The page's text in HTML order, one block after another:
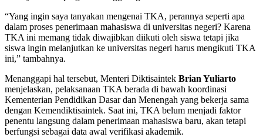
“Yang ingin saya tanyakan mengenai TKA, perannya seperti apa
dalam proses penerimaan mahasiswa di universitas negeri? Karena
TKA ini memang tidak diwajibkan diikuti oleh siswa tetapi jika
siswa ingin melanjutkan ke universitas negeri harus mengikuti TKA
ini,” tambahnya.
Menanggapi hal tersebut, Menteri Diktisaintek Brian Yuliarto
menjelaskan, pelaksanaan TKA berada di bawah koordinasi
Kementerian Pendidikan Dasar dan Menengah yang bekerja sama
dengan Kemendiktisaintek. Saat ini, TKA belum menjadi faktor
penentu langsung dalam penerimaan mahasiswa baru, akan tetapi
berfungsi sebagai data awal verifikasi akademik.